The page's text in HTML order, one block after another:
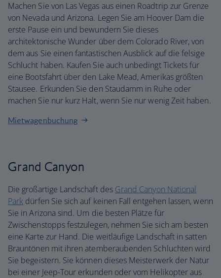
Machen Sie von Las Vegas aus einen Roadtrip zur Grenze
von Nevada und Arizona. Legen Sie am Hoover Dam die
erste Pause ein und bewundern Sie dieses
architektonische Wunder über dem Colorado River, von
dem aus Sie einen fantastischen Ausblick auf die felsige
Schlucht haben. Kaufen Sie auch unbedingt Tickets für
eine Bootsfahrt über den Lake Mead, Amerikas größten
Stausee. Erkunden Sie den Staudamm in Ruhe oder
machen Sie nur kurz Halt, wenn Sie nur wenig Zeit haben.
Mietwagenbuchung
Grand Canyon
Die großartige Landschaft des Grand Canyon National
Park dürfen Sie sich auf keinen Fall entgehen lassen, wenn
Sie in Arizona sind. Um die besten Plätze für
Zwischenstopps festzulegen, nehmen Sie sich am besten
eine Karte zur Hand. Die weitläufige Landschaft in satten
Brauntönen mit ihren atemberaubenden Schluchten wird
Sie begeistern. Sie können dieses Meisterwerk der Natur
bei einer Jeep-Tour erkunden oder vom Helikopter aus